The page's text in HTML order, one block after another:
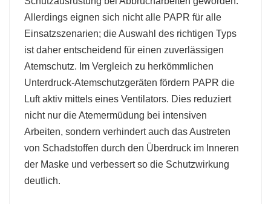
Allerdings eignen sich nicht alle PAPR für alle
Einsatzszenarien; die Auswahl des richtigen Typs
ist daher entscheidend für einen zuverlässigen
Atemschutz. Im Vergleich zu herkömmlichen
Unterdruck-Atemschutzgeräten fördern PAPR die
Luft aktiv mittels eines Ventilators. Dies reduziert
nicht nur die Atemermüdung bei intensiven
Arbeiten, sondern verhindert auch das Austreten
von Schadstoffen durch den Überdruck im Inneren
der Maske und verbessert so die Schutzwirkung
deutlich.